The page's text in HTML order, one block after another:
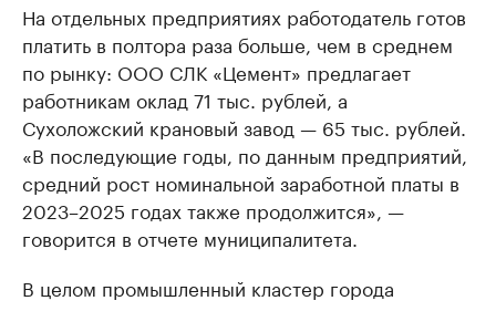
На отдельных предприятиях работодатель готов
платить в полтора раза больше, чем в среднем
по рынку: ООО СЛК «Цемент» предлагает
работникам оклад 71 тыс. рублей, а
Сухоложский крановый завод — 65 тыс. рублей.
«В последующие годы, по данным предприятий,
средний рост номинальной заработной платы в
2023–2025 годах также продолжится», —
говорится в отчете муниципалитета.
В целом промышленный кластер города